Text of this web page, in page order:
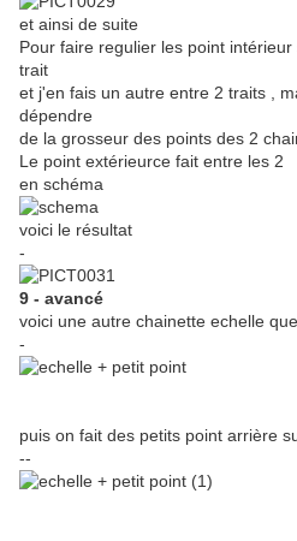
et ainsi de suite
Pour faire regulier les point
trait
et j'en fais un autre entre 2 traits ,
dépendre
de la grosseur des points des 2
Le point extérieurce fait entre les 2
en schéma
voici le résultat
-
9 - avancé
voici une autre chainette echelle
-
puis on fait des petits point arrière
--